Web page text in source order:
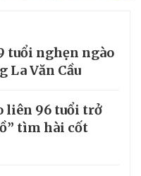
tuổi nghẹn ngào
La Văn Cầu
liên 96 tuổi trở
tìm hài cốt